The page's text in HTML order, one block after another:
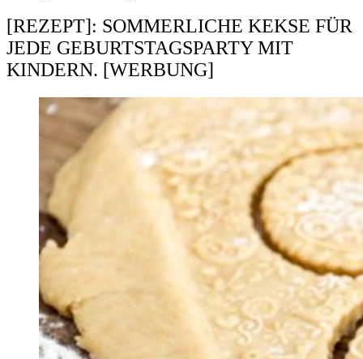
[REZEPT]: SOMMERLICHE KEKSE FÜR
JEDE GEBURTSTAGSPARTY MIT
KINDERN. [WERBUNG]